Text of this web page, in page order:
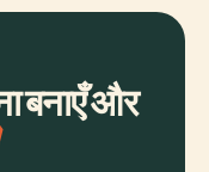
बनाएँ और